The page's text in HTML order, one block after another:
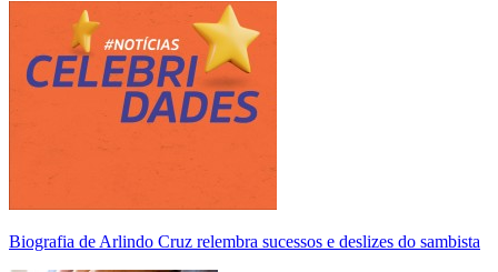
Biografia de Arlindo Cruz relembra sucessos e deslizes do sambista